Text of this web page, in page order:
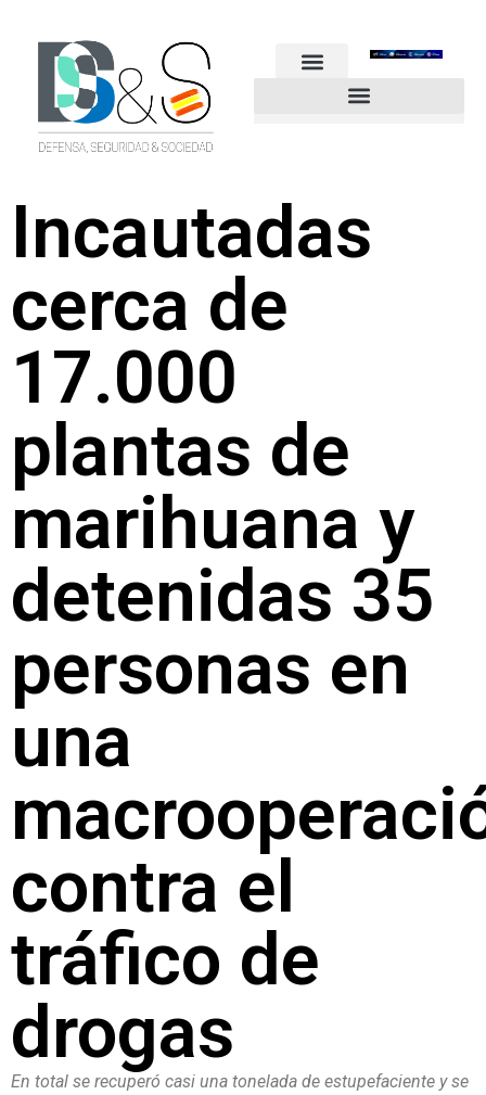
Incautadas
cerca de
17.000
plantas de
marihuana y
detenidas 35
personas en
una
contra el
tráfico de
drogas
En total se recuperó casi una tonelada de estupefaciente y se